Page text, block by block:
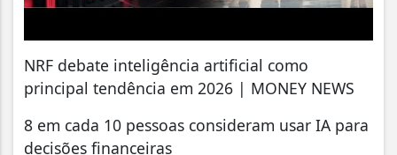
NRF debate inteligência artificial como
principal tendência em 2026 | MONEY NEWS
8 em cada 10 pessoas consideram usar IA para
decisões financeiras